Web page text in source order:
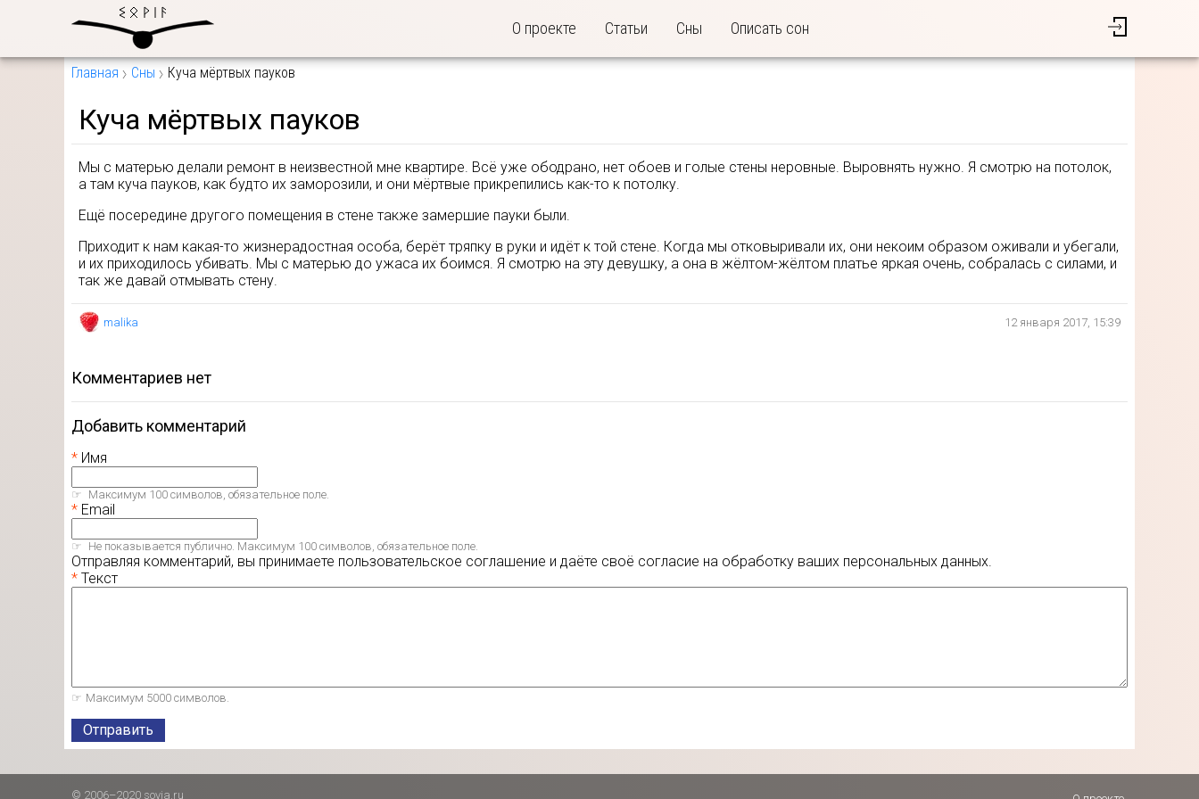
О проекте Статьи Сны Описать сон
Главная Сны Куча мёртвых пауков
Куча мёртвых пауков
Мы с матерью делали ремонт в неизвестной мне квартире. Всё уже ободрано, нет обоев и голые стены неровные. Выровнять нужно. Я смотрю на потолок,
а там куча пауков, как будто их заморозили, и они мёртвые прикрепились как-то к потолку.
Ещё посередине другого помещения в стене также замершие пауки были.
Приходит к нам какая-то жизнерадостная особа, берёт тряпку в руки и идёт к той стене. Когда мы отковыривали их, они некоим образом оживали и убегали,
и их приходилось убивать. Мы с матерью до ужаса их боимся. Я смотрю на эту девушку, а она в жёлтом-жёлтом платье яркая очень, собралась с силами, и
так же давай отмывать стену.
malika 12 января 2017, 15:39
комментариев нет
Добавить комментарий
Имя
Максимум 100 символов, обязательное поле.
Email
Не показывается публично. Максимум 100 символов, обязательное поле.
Отправляя комментарий, вы принимаете пользовательское соглашение и даёте своё согласие на обработку ваших персональных данных.
Текст
Максимум 5000 символов.
Отправить
© 2006–2020 sovia.ru